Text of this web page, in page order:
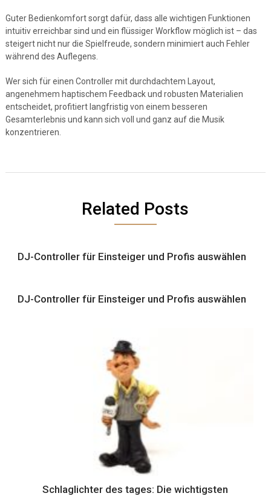
Guter Bedienkomfort sorgt dafür, dass alle wichtigen Funktionen
intuitiv erreichbar sind und ein flüssiger Workflow möglich ist – das
steigert nicht nur die Spielfreude, sondern minimiert auch Fehler
während des Auflegens.
Wer sich für einen Controller mit durchdachtem Layout,
angenehmem haptischem Feedback und robusten Materialien
entscheidet, profitiert langfristig von einem besseren
Gesamterlebnis und kann sich voll und ganz auf die Musik
konzentrieren.
Related Posts
DJ-Controller für Einsteiger und Profis auswählen
DJ-Controller für Einsteiger und Profis auswählen
Schlaglichter des tages: Die wichtigsten